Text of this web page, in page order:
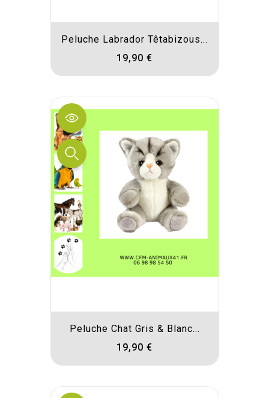
Peluche Labrador Têtabizous...
19,90 €
Peluche Chat Gris & Blanc...
19,90 €